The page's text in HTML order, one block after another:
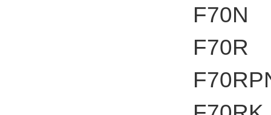
F70N
F70R